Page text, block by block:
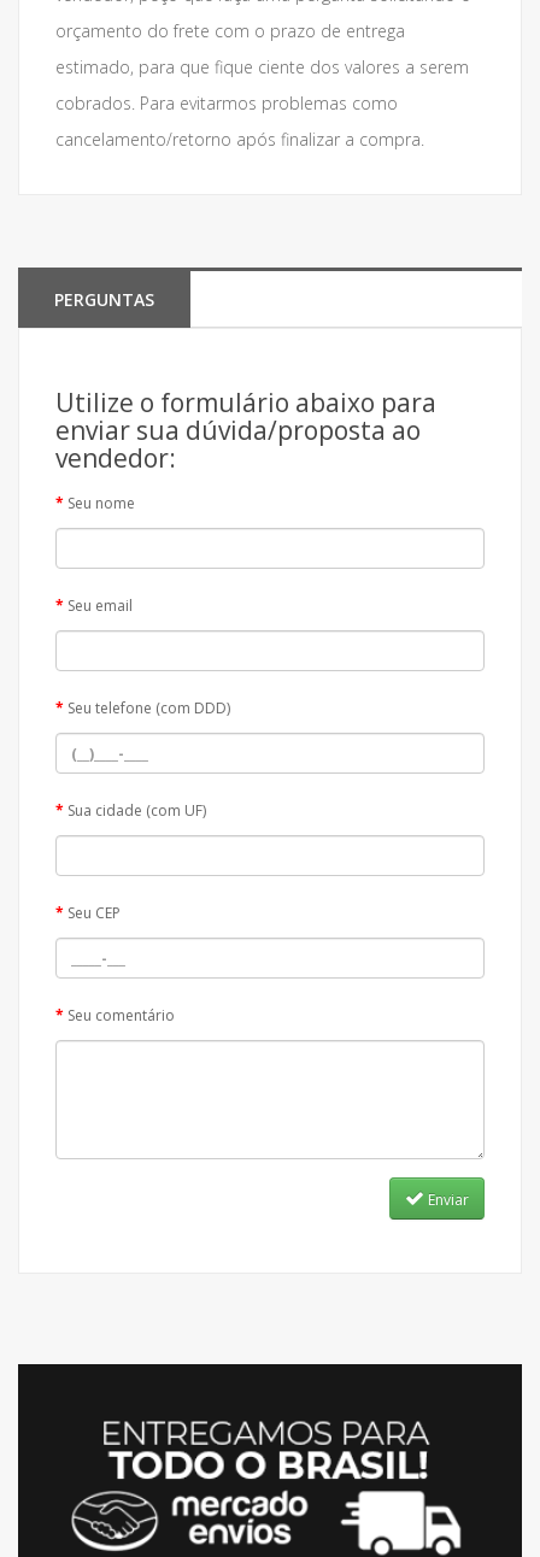
orçamento do frete com o prazo de entrega
estimado, para que fique ciente dos valores a serem
cobrados. Para evitarmos problemas como
cancelamento/retorno após finalizar a compra.
PERGUNTAS
Utilize o formulário abaixo para
enviar sua dúvida/proposta ao
vendedor:
Seu nome
Seu email
Seu telefone (com DDD)
Sua cidade (com UF)
Seu CEP
Seu comentário
Enviar